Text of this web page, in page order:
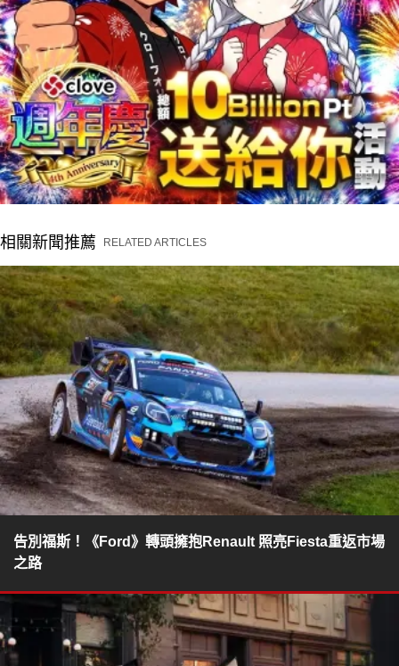
相關新聞推薦 RELATED ARTICLES
告別福斯！《Ford》轉頭擁抱Renault 照亮Fiesta重返市場
之路